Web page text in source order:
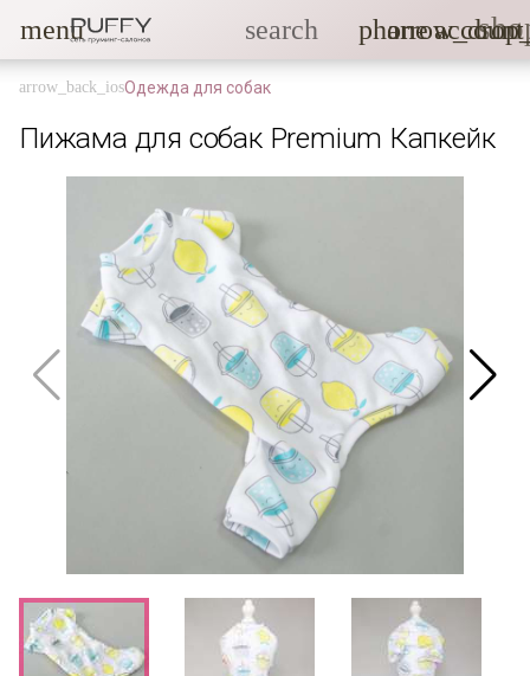
menu search phone
Одежда для собак
Пижама для собак Premium Капкейк